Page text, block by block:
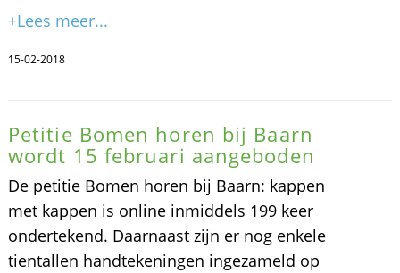
+Lees meer...
15-02-2018
Petitie Bomen horen bij Baarn
wordt 15 februari aangeboden
De petitie Bomen horen bij Baarn: kappen
met kappen is online inmiddels 199 keer
ondertekend. Daarnaast zijn er nog enkele
tientallen handtekeningen ingezameld op